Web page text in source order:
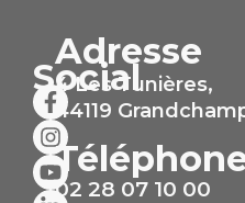
Social
Adresse
4 Les Tunières,
44119
02 28 07 10 00